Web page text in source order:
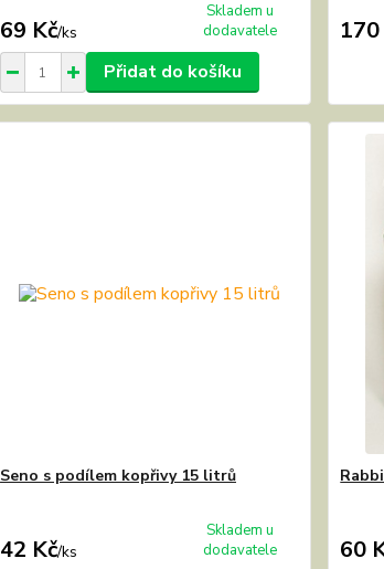
69 Kč/ks
Skladem u
dodavatele
Přidat do košíku
Seno s podílem kopřivy 15 litrů
42 Kč/ks
Skladem u
dodavatele
60